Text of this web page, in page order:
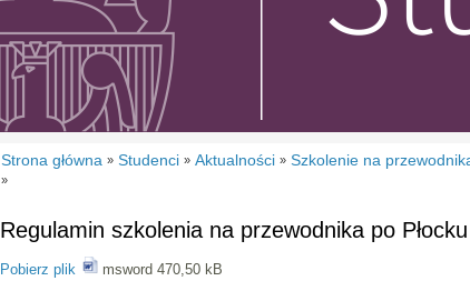
Strona główna » Studenci » Aktualności » Szkolenie na
»
Regulamin szkolenia na przewodnika po Płocku
Pobierz plik msword 470,50 kB